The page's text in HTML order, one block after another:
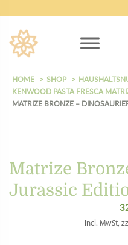
HOME SHOP
KENWOOD PASTA FRESCA
MATRIZE BRONZE –
Matrize
Jurassic
Incl. MwSt,